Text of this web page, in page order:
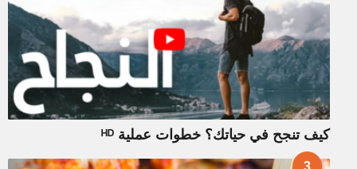
كيف تنجح في حياتك؟ خطوات عملية ᴴᴰ
3